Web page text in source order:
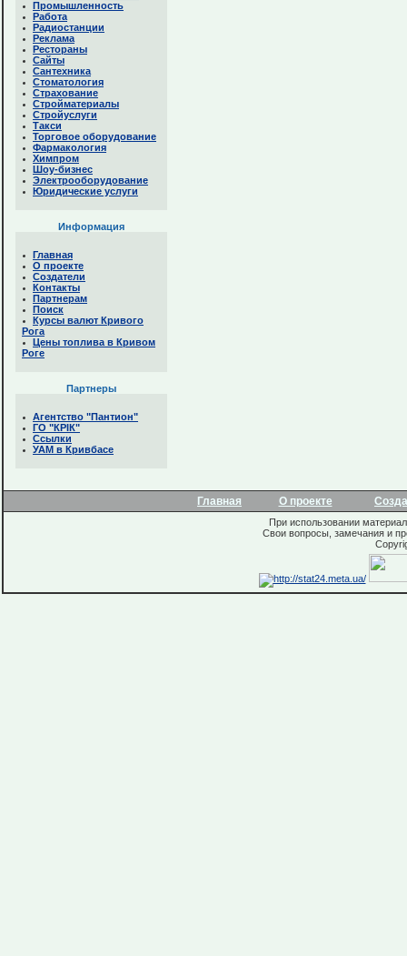
Промышленность
Работа
Радиостанции
Реклама
Рестораны
Сайты
Сантехника
Стоматология
Страхование
Стройматериалы
Стройуслуги
Такси
Торговое оборудование
Фармакология
Химпром
Шоу-бизнес
Электрооборудование
Юридические услуги
Информация
Главная
О проекте
Создатели
Контакты
Партнерам
Поиск
Курсы валют Кривого
Рога
Цены топлива в Кривом
Роге
Партнеры
Агентство "Пантион"
ГО "КРІК"
Ссылки
УАМ в Кривбасе
Главная О проекте
При использовании
Свои вопросы, замечания и